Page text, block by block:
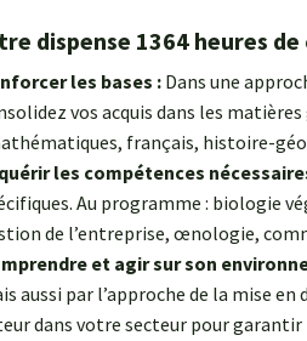
dispense 1364 heures
les bases : Dans une
vos acquis dans les
français, histoire-
les compétences
Au programme : biologie
de l’entreprise, œnologie,
et agir sur son
aussi par l’approche de la mise
dans votre secteur pour